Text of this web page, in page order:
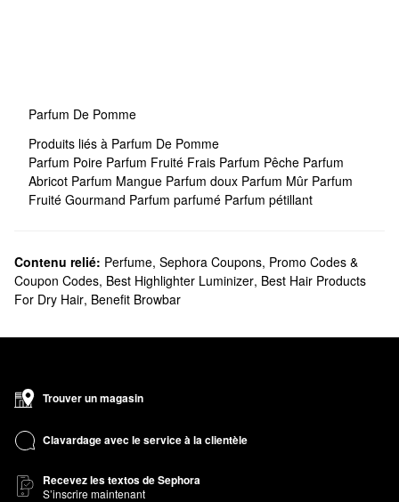
Parfum De Pomme
Produits liés à Parfum De Pomme
Parfum Poire Parfum Fruité Frais Parfum Pêche Parfum
Abricot Parfum Mangue Parfum doux Parfum Mûr Parfum
Fruité Gourmand Parfum parfumé Parfum pétillant
Contenu relié: Perfume, Sephora Coupons, Promo Codes &
Coupon Codes, Best Highlighter Luminizer, Best Hair Products
For Dry Hair, Benefit Browbar
Trouver un magasin
Clavardage avec le service à la clientèle
Recevez les textos de Sephora
S’inscrire maintenant